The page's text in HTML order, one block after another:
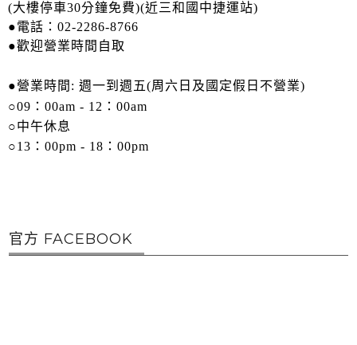
(大樓停車30分鐘免費)(近三和國中捷運站)
●電話：02-2286-8766
●歡迎營業時間自取
●營業時間: 週一到週五(周六日及國定假日不營業)
○09：00am - 12：00am
○中午休息
○13 ：00pm - 18：00pm
官方 FACEBOOK